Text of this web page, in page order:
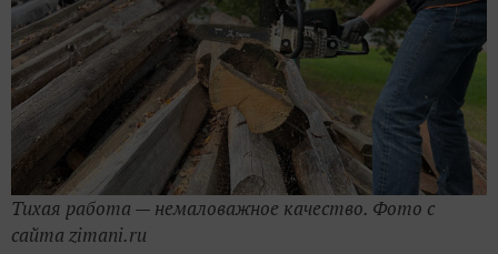
Тихая работа — немаловажное качество. Фото с
сайта zimani.ru